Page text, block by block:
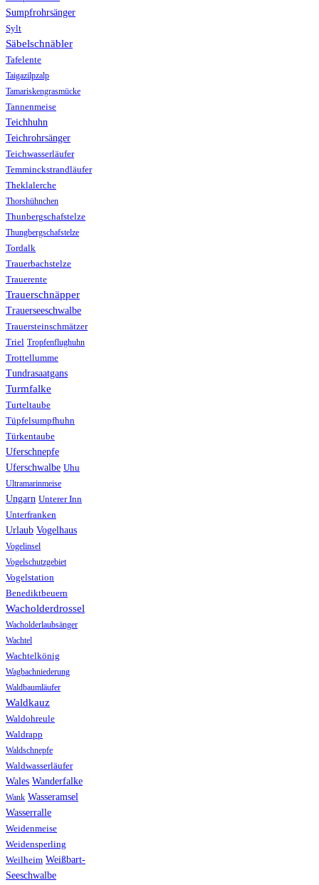
Sumpfrohrsänger
Sylt
Säbelschnäbler
Tafelente
Taigazilpzalp
Tamariskengrasmücke
Tannenmeise
Teichhuhn
Teichrohrsänger
Teichwasserläufer
Temminckstrandläufer
Theklalerche
Thorshühnchen
Thunbergschafstelze
Thungbergschafstelze
Tordalk
Trauerbachstelze
Trauerente
Trauerschnäpper
Trauerseeschwalbe
Trauersteinschmätzer
Triel Tropfenflughuhn
Trottellumme
Tundrasaatgans
Turmfalke
Turteltaube
Tüpfelsumpfhuhn
Türkentaube
Uferschnepfe
Uferschwalbe Uhu
Ultramarinmeise
Ungarn Unterer Inn
Unterfranken
Urlaub Vogelhaus
Vogelinsel
Vogelschutzgebiet
Vogelstation
Benediktbeuern
Wacholderdrossel
Wacholderlaubsänger
Wachtel
Wachtelkönig
Wagbachniederung
Waldbaumläufer
Waldkauz
Waldohreule
Waldrapp
Waldschnepfe
Waldwasserläufer
Wales Wanderfalke
Wank Wasseramsel
Wasserralle
Weidenmeise
Weidensperling
Weilheim Weißbart-
Seeschwalbe